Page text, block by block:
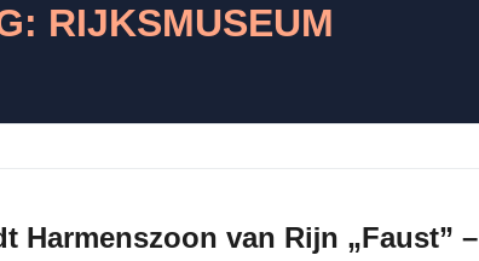
RIJKSMUSEUM
Harmenszoon van Rĳn „Faust” –